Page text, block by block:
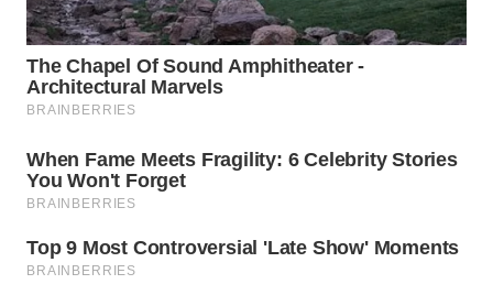
KALTARA
WN
KALSEL
WN
KALTIM
SULSEL